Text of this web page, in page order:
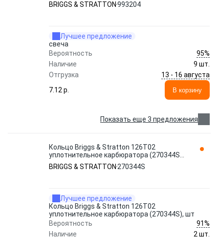
BRIGGS & STRATTON 993204
Лучшее предложение
свеча
Вероятность
95%
Наличие
9 шт.
Отгрузка
13 - 16 августа
7.12 p.
В корзину
Показать еще 3 предложения
Кольцо Briggs & Stratton 126T02
уплотнительное карбюратора (270344S),
шт
BRIGGS & STRATTON 270344S
Лучшее предложение
Кольцо Briggs & Stratton 126T02
уплотнительное карбюратора (270344S), шт
Вероятность
91%
Наличие
2 шт.